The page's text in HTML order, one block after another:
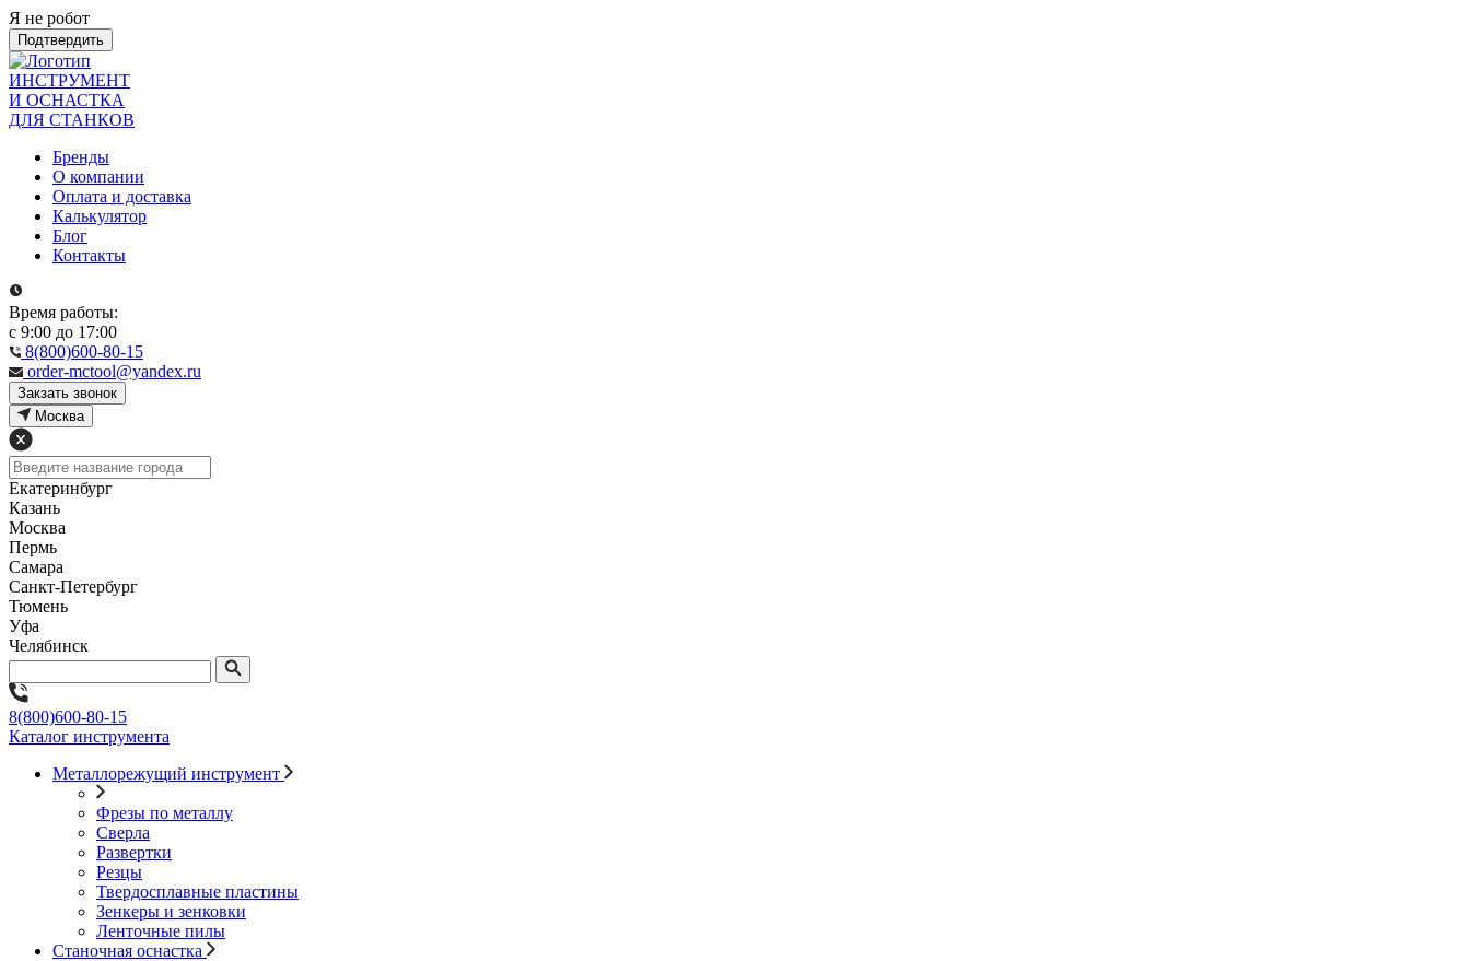
Я не робот
Подтвердить
ИНСТРУМЕНТ
И ОСНАСТКА
ДЛЯ СТАНКОВ
Бренды
О компании
Оплата и доставка
Калькулятор
Блог
Контакты
Время работы:
с 9:00 до 17:00
8(800)600-80-15
order-mctool@yandex.ru
Закзать звонок
Москва
Екатеринбург
Казань
Москва
Пермь
Самара
Санкт-Петербург
Тюмень
Уфа
Челябинск
8(800)600-80-15
Каталог инструмента
Металлорежущий инструмент
Фрезы по металлу
Сверла
Развертки
Резцы
Твердосплавные пластины
Зенкеры и зенковки
Ленточные пилы
Станочная оснастка